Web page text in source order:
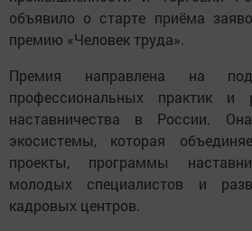
объявило о старте приёма
премию «Человек труда».
Премия направлена на
профессиональных практик и
наставничества в России.
экосистемы, которая
проекты, программы
молодых специалистов и
кадровых центров.